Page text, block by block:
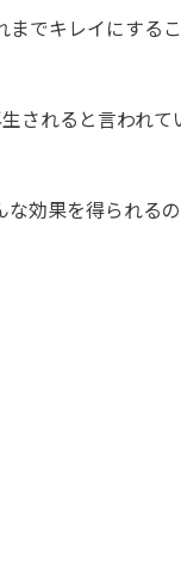
でキレイにする
されると言われ
効果を得られる